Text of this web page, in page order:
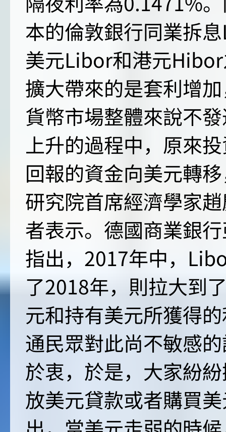
本的倫敦銀行同業拆
美元Libor和港元
擴大帶來的是套利增
貨幣市場整體來說不
上升的過程中，原來
回報的資金向美元轉
研究院首席經濟學家
者表示。德國商業銀
指出，2017年中，
了2018年，則拉大到
元和持有美元所獲得
通民眾對此尚不敏感
於衷，於是，大家紛
放美元貸款或者購買